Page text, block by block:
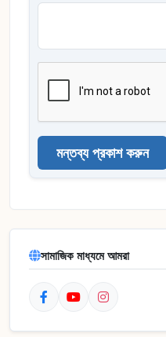
মন্তব্য প্রকাশ করুন
সামাজিক মাধ্যমে আমরা